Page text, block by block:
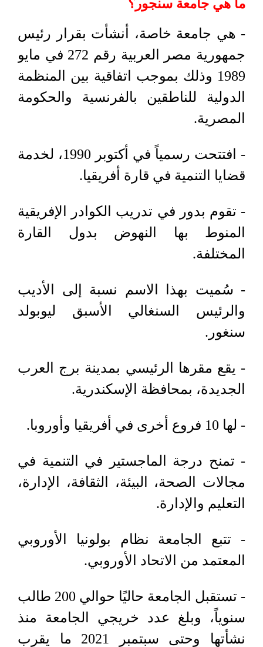
ما هي جامعة سنجور؟
- هي جامعة خاصة، أنشأت بقرار رئيس
جمهورية مصر العربية رقم 272 في مايو
1989 وذلك بموجب اتفاقية بين المنظمة
الدولية للناطقين بالفرنسية والحكومة
المصرية.
- افتتحت رسمياً في أكتوبر 1990، لخدمة
قضايا التنمية في قارة أفريقيا.
- تقوم بدور في تدريب الكوادر الإفريقية
المنوط بها النهوض بدول القارة
المختلفة.
- سُميت بهذا الاسم نسبة إلى الأديب
والرئيس السنغالي الأسبق ليوبولد
سنغور.
- يقع مقرها الرئيسي بمدينة برج العرب
الجديدة، بمحافظة الإسكندرية.
- لها 10 فروع أخرى في أفريقيا وأوروبا.
- تمنح درجة الماجستير في التنمية في
مجالات الصحة، البيئة، الثقافة، الإدارة،
التعليم والإدارة.
- تتبع الجامعة نظام بولونيا الأوروبي
المعتمد من الاتحاد الأوروبي.
- تستقبل الجامعة حاليًا حوالي 200 طالب
سنوياً، وبلغ عدد خريجي الجامعة منذ
نشأتها وحتى سبتمبر 2021 ما يقرب